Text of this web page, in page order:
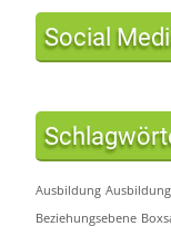
Social
Ausbildung
Beziehungsebene